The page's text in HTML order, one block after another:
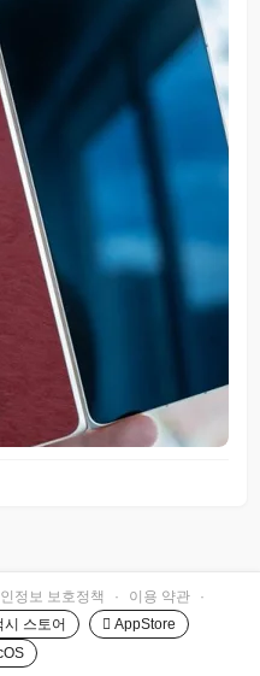
정보 보호정책 · 이용 약관
·
시 스토어
 AppStore